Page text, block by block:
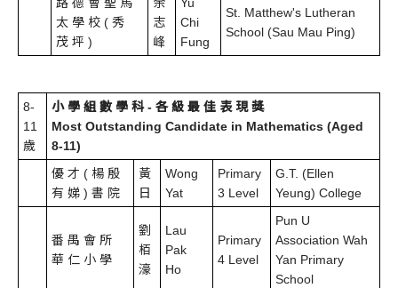
太 學 校 ( 秀
茂 坪 )
志
峰
Chi
Fung
St. Matthew's Lutheran
School (Sau Mau Ping)
8-
11
歲
小 學 組 數 學 科 - 各 級 最 佳 表 現 獎
Most Outstanding Candidate in Mathematics (Aged
8-11)
優 才 ( 楊 殷
有 娣 ) 書 院
黃
日
Wong
Yat
Primary
3 Level
G.T. (Ellen
Yeung) College
番 禺 會 所
華 仁 小 學
劉
栢
濠
Lau
Pak
Ho
Primary
4 Level
Pun U
Association Wah
Yan Primary
School